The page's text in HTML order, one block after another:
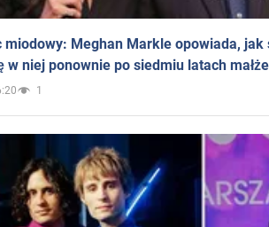
Meghan Markle opowiada, jak
w niej ponownie po siedmiu latach
1